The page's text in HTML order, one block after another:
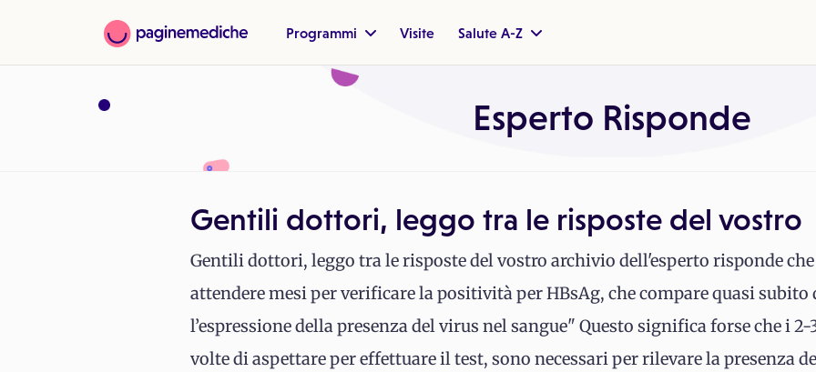
Programmi Visite Salute A-Z
Esperto Risponde
Gentili dottori, leggo tra le risposte del vostro
Gentili dottori, leggo tra le risposte del vostro archivio dell'esperto risponde
attendere mesi per verificare la positività per HBsAg, che compare quasi subito
l’espressione della presenza del virus nel sangue" Questo significa forse che i
volte di aspettare per effettuare il test, sono necessari per rilevare la presenza